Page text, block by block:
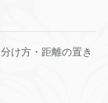
け方・距離の置き